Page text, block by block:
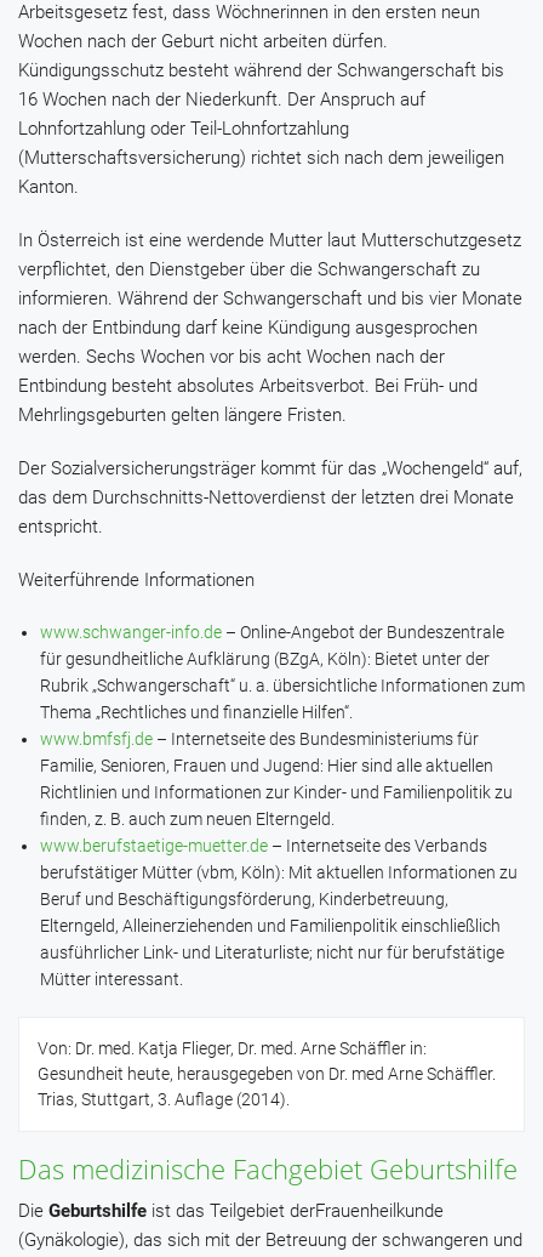
Arbeitsgesetz fest, dass Wöchnerinnen in den ersten neun
Wochen nach der Geburt nicht arbeiten dürfen.
Kündigungsschutz besteht während der Schwangerschaft bis
16 Wochen nach der Niederkunft. Der Anspruch auf
Lohnfortzahlung oder Teil-Lohnfortzahlung
(Mutterschaftsversicherung) richtet sich nach dem jeweiligen
Kanton.
In Österreich ist eine werdende Mutter laut Mutterschutzgesetz
verpflichtet, den Dienstgeber über die Schwangerschaft zu
informieren. Während der Schwangerschaft und bis vier Monate
nach der Entbindung darf keine Kündigung ausgesprochen
werden. Sechs Wochen vor bis acht Wochen nach der
Entbindung besteht absolutes Arbeitsverbot. Bei Früh- und
Mehrlingsgeburten gelten längere Fristen.
Der Sozialversicherungsträger kommt für das „Wochengeld“ auf,
das dem Durchschnitts-Nettoverdienst der letzten drei Monate
entspricht.
Weiterführende Informationen
www.schwanger-info.de– Online-Angebot der Bundeszentrale
für gesundheitliche Aufklärung (BZgA, Köln): Bietet unter der
Rubrik „Schwangerschaft“ u. a. übersichtliche Informationen zum
Thema „Rechtliches und finanzielle Hilfen“.
www.bmfsfj.de– Internetseite des Bundesministeriums für
Familie, Senioren, Frauen und Jugend: Hier sind alle aktuellen
Richtlinien und Informationen zur Kinder- und Familienpolitik zu
finden, z. B. auch zum neuen Elterngeld.
www.berufstaetige-muetter.de– Internetseite des Verbands
berufstätiger Mütter (vbm, Köln): Mit aktuellen Informationen zu
Beruf und Beschäftigungsförderung, Kinderbetreuung,
Elterngeld, Alleinerziehenden und Familienpolitik einschließlich
ausführlicher Link- und Literaturliste; nicht nur für berufstätige
Mütter interessant.
Von: Dr. med. Katja Flieger, Dr. med. Arne Schäffler in:
Gesundheit heute, herausgegeben von Dr. med Arne Schäffler.
Trias, Stuttgart, 3. Auflage (2014).
Das medizinische Fachgebiet Geburtshilfe
Die Geburtshilfe ist das Teilgebiet derFrauenheilkunde
(Gynäkologie), das sich mit der Betreuung der schwangeren und